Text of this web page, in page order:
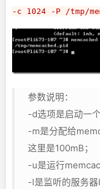
-c 1024 -P /tmp/
参数说明：
-d选项是启动一
-m是分配给
这里是100mB；
-u是运行
-l是监听的服务